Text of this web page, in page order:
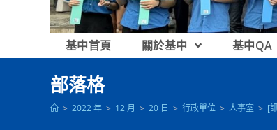
基中首頁 關於基中 基中QA
部落格
> 2022 年 > 12 月 > 20 日 > 行政單位 > 人事室 > [